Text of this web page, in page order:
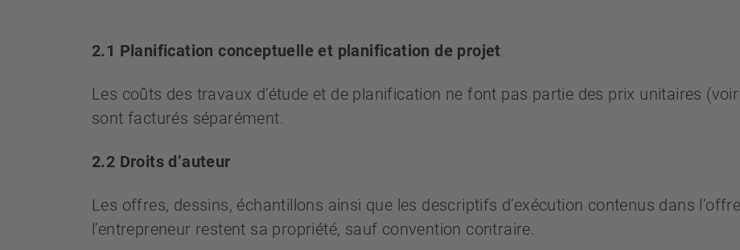
2.1 Planification conceptuelle et planification de projet
Les coûts des travaux d’étude et de planification ne font pas partie des prix unitaires
sont facturés séparément.
2.2 Droits d’auteur
Les offres, dessins, échantillons ainsi que les descriptifs d’exécution contenus dans
l’entrepreneur restent sa propriété, sauf convention contraire.